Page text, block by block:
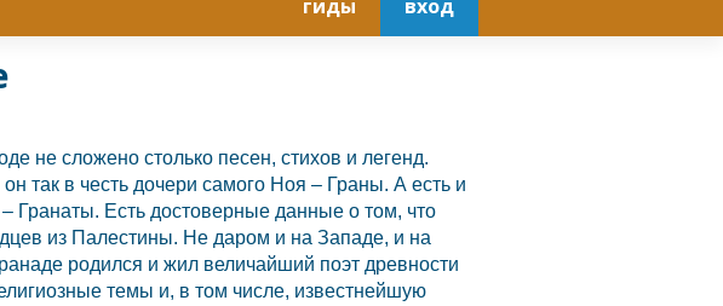
гиды вход
не сложено столько песен, стихов и легенд.
так в честь дочери самого Ноя – Граны. А есть и
Гранаты. Есть достоверные данные о том, что
из Палестины. Не даром и на Западе, и на
родился и жил величайший поэт древности
темы и, в том числе, известнейшую